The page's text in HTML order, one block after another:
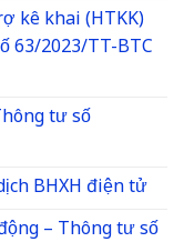
kê khai (HTKK)
63/2023/TT-BTC
tư số
BHXH điện tử
– Thông tư số